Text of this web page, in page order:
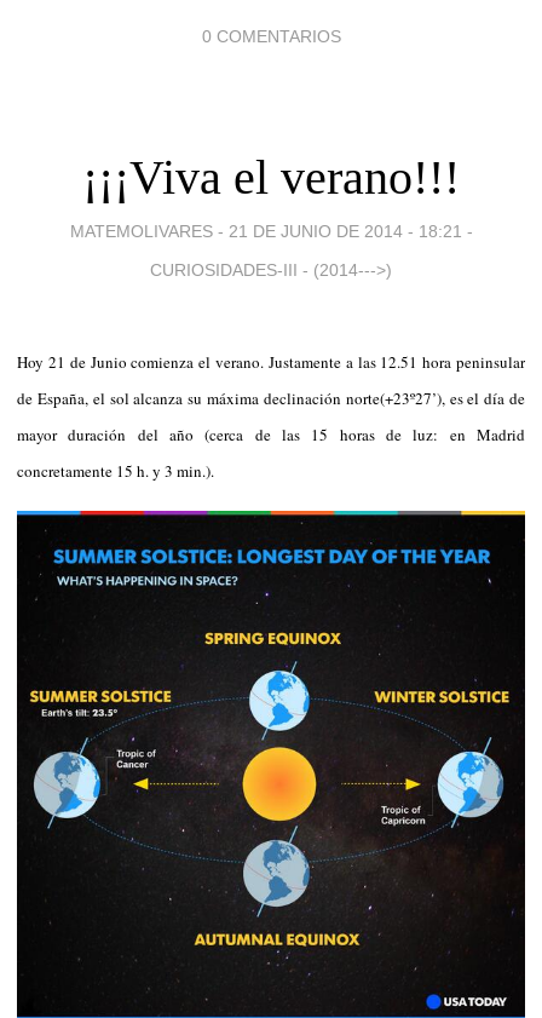
0 COMENTARIOS
¡¡¡Viva el verano!!!
MATEMOLIVARES - 21 DE JUNIO DE 2014 - 18:21 -
CURIOSIDADES-III - (2014--->)
Hoy 21 de Junio comienza el verano. Justamente a las 12.51 hora peninsular
de España, el sol alcanza su máxima declinación norte(+23º27’), es el día de
mayor duración del año (cerca de las 15 horas de luz: en Madrid
concretamente 15 h. y 3 min.).